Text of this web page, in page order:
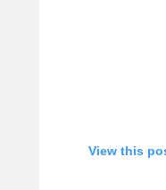
View this